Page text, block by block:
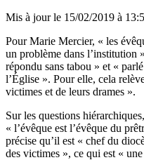
Mis à jour le 15/02/2019 à
Pour Marie Mercier, « les
un problème dans l’institution
répondu sans tabou » et «
l’Église ». Pour elle, cela
victimes et de leurs drames ».
Sur les questions
« l’évêque est l’évêque du
précise qu’il est « chef du
des victimes », ce qui est «